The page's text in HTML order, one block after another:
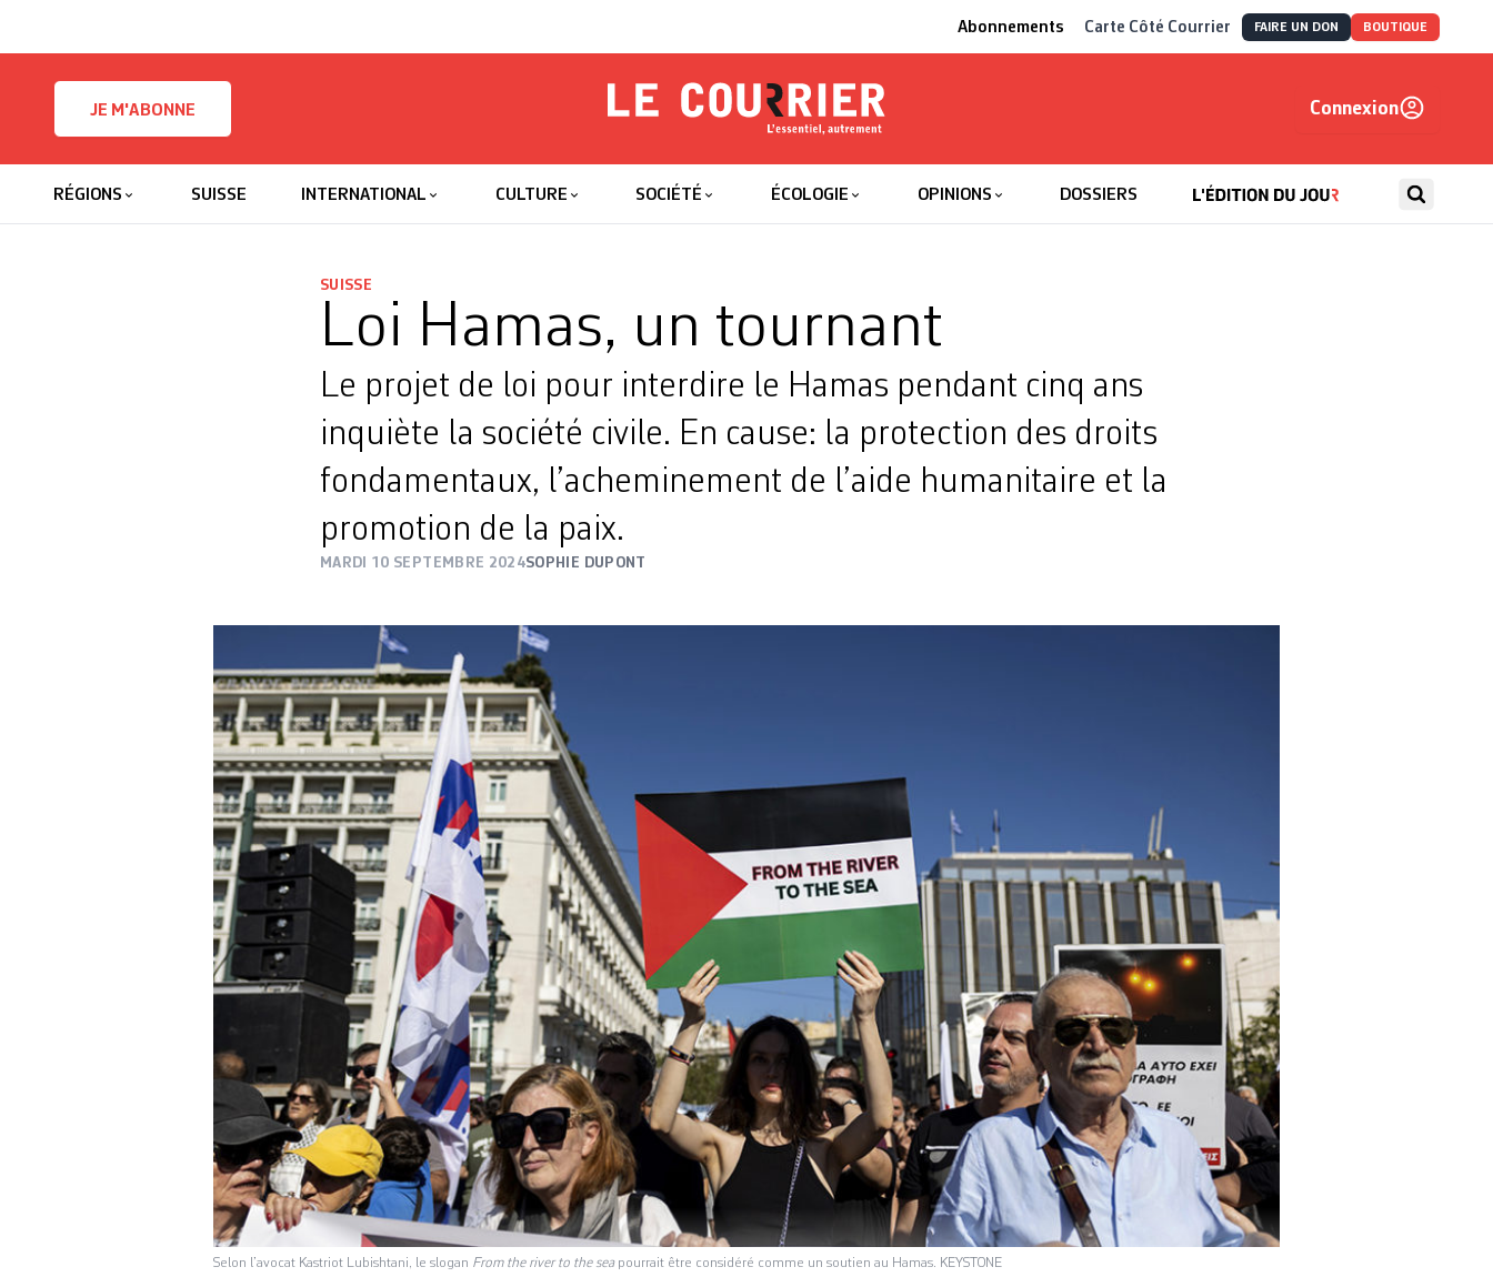
Abonnements Carte Côté Courrier FAIRE UN DON BOUTIQUE
JE M'ABONNE
Le Courrier
Connexion
RÉGIONS SUISSE INTERNATIONAL CULTURE SOCIÉTÉ ÉCOLOGIE OPINIONS DOSSIERS
SUISSE
Loi Hamas, un tournant
Le projet de loi pour interdire le Hamas pendant cinq ans
inquiète la société civile. En cause: la protection des droits
fondamentaux, l’acheminement de l’aide humanitaire et la
promotion de la paix.
MARDI 10 SEPTEMBRE 2024SOPHIE DUPONT
Selon l’avocat Kastriot Lubishtani, le slogan From the river to the seapourrait être considéré comme un soutien au Hamas. KEYSTONE